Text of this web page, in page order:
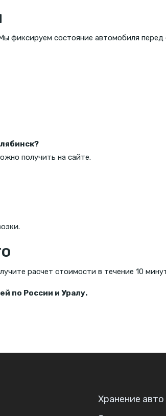
фиксируем состояние автомобиля перед
получить на сайте.
расчет стоимости в течение 10
по России и Уралу.
Хранение авто